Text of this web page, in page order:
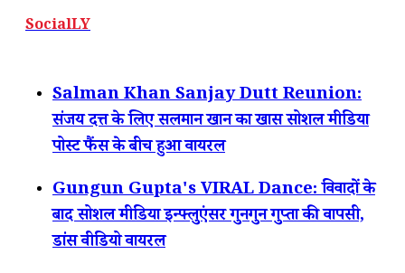
SocialLY
Salman Khan Sanjay Dutt Reunion:
संजय दत्त के लिए सलमान खान का खास सोशल मीडिया
पोस्ट फैंस के बीच हुआ वायरल
Gungun Gupta's VIRAL Dance: विवादों के
बाद सोशल मीडिया इन्फ्लुएंसर गुनगुन गुप्ता की वापसी,
डांस वीडियो वायरल